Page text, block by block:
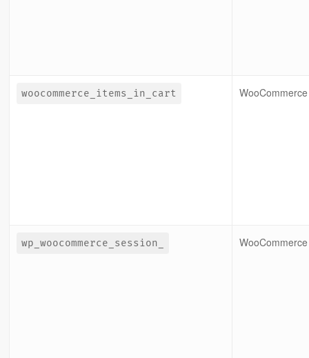
woocommerce_items_in_cart WooCommerce
wp_woocommerce_session_ WooCommerce